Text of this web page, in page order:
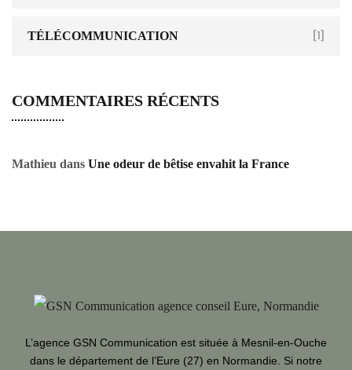
TÉLÉCOMMUNICATION [1]
COMMENTAIRES RÉCENTS
Mathieu dans Une odeur de bêtise envahit la France
L’agence GSN Communication est située à Mesnil-en-Ouche
dans le département de l’Eure (27) en Normandie. Si notre